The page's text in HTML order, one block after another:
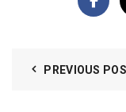
PREVIOUS